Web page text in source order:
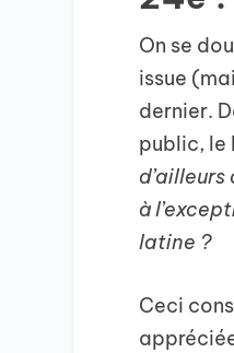
On se
issue
dernier.
public, le
à
latine ?
Ceci